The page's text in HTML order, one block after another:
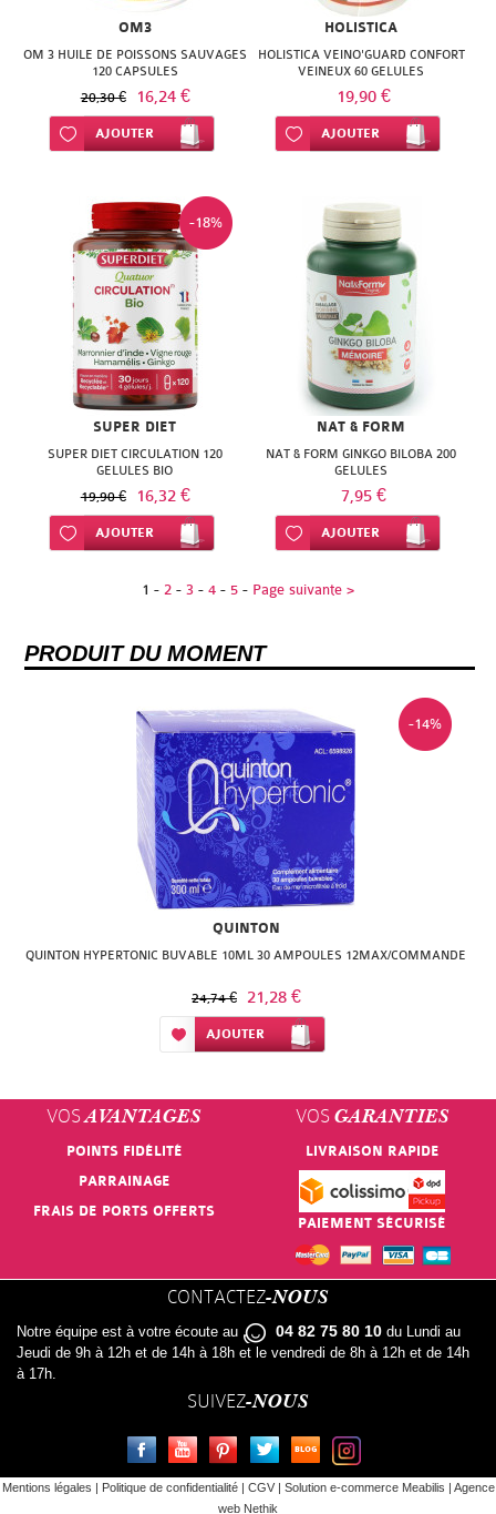
OM3
OM 3 HUILE DE POISSONS SAUVAGES
120 CAPSULES
20,30 € 16,24 €
Ajouter à ma liste d’envie
AJOUTER
HOLISTICA
HOLISTICA VEINO'GUARD CONFORT
VEINEUX 60 GELULES
19,90 €
Ajouter à ma liste d’envie
AJOUTER
-18%
SUPER DIET
SUPER DIET CIRCULATION 120
GELULES BIO
19,90 € 16,32 €
Ajouter à ma liste d’envie
AJOUTER
NAT & FORM
NAT & FORM GINKGO BILOBA 200
GELULES
7,95 €
Ajouter à ma liste d’envie
AJOUTER
1 - 2 - 3 - 4 - 5 - Page suivante >
PRODUIT DU MOMENT
-14%
QUINTON
QUINTON HYPERTONIC BUVABLE 10ML 30 AMPOULES 12MAX/COMMANDE
24,74 € 21,28 €
Ajouter à ma liste d’envie
AJOUTER
VOS AVANTAGES
POINTS FIDÉLITÉ
PARRAINAGE
FRAIS DE PORTS OFFERTS
VOS GARANTIES
LIVRAISON RAPIDE
PAIEMENT SÉCURISÉ
CONTACTEZ -NOUS
Notre équipe est à votre écoute au 04 82 75 80 10 du Lundi au
Jeudi de 9h à 12h et de 14h à 18h et le vendredi de 8h à 12h et de 14h
à 17h.
SUIVEZ -NOUS
FACEBOOKYOUTUBEPINTERESTTWITTERLE BLOG
Mentions légales | Politique de confidentialité| CGV| Solution e-commerce Meabilis | Agence
web Nethik